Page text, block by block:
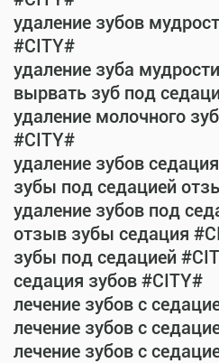
удаление зубов
#CITY#
удаление зуба
вырвать зуб под
удаление молочного
#CITY#
удаление зубов
зубы под седацией
удаление зубов под
отзыв зубы седация
зубы под седацией
седация зубов #CITY#
лечение зубов с
лечение зубов с
лечение зубов с